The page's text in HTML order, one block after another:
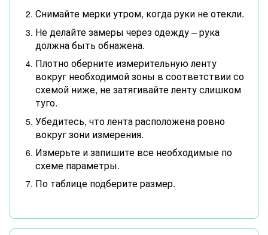
Снимайте мерки утром, когда руки не отекли.
Не делайте замеры через одежду – рука
должна быть обнажена.
Плотно оберните измерительную ленту
вокруг необходимой зоны в соответствии со
схемой ниже, не затягивайте ленту слишком
туго.
Убедитесь, что лента расположена ровно
вокруг зони измерения.
Измерьте и запишите все необходимые по
схеме параметры.
По таблице подберите размер.